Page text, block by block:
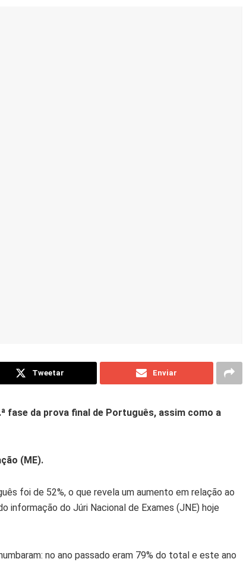
Tweetar Enviar
fase da prova final de Português, assim como a
(ME).
foi de 52%, o que revela um aumento em relação ao
informação do Júri Nacional de Exames (JNE) hoje
no ano passado eram 79% do total e este ano